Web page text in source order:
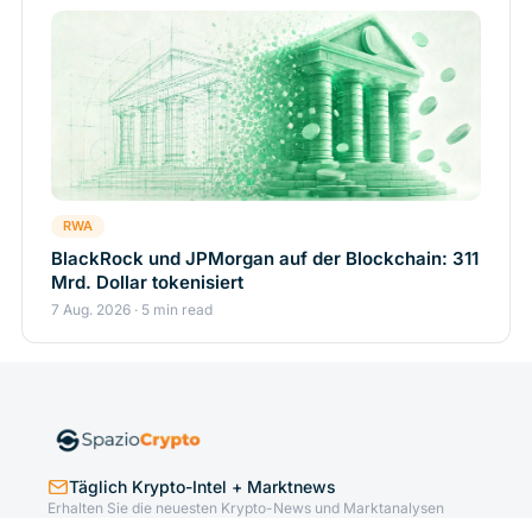
RWA
BlackRock und JPMorgan auf der Blockchain: 311
Mrd. Dollar tokenisiert
7 Aug. 2026 · 5 min read
Täglich Krypto-Intel + Marktnews
Erhalten Sie die neuesten Krypto-News und Marktanalysen